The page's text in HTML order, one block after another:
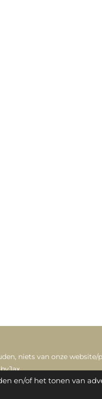
en/of het tonen van
niets van onze